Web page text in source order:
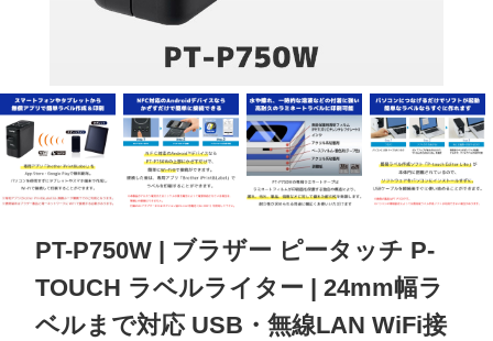
PT-P750W | ブラザー ピータッチ P-
TOUCH ラベルライター | 24mm幅ラ
ベルまで対応 USB・無線LAN WiFi接